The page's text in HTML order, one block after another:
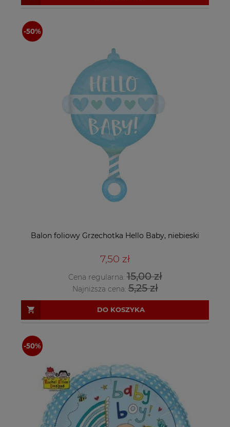
Balon foliowy Grzechotka Hello Baby, niebieski
7,50 zł
Cena regularna:15,00 zł
Najniższa cena:5,25 zł
DO KOSZYKA